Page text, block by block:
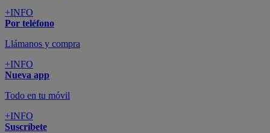
+INFO
Por teléfono
Llámanos y compra
+INFO
Nueva app
Todo en tu móvil
+INFO
Suscríbete